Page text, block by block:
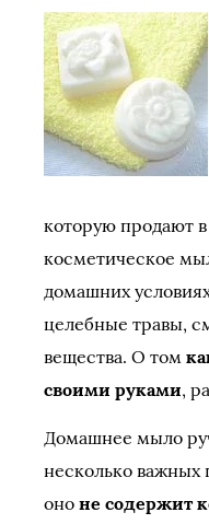
которую продают в
косметическое
домашних
целебные травы,
вещества. О том
своими руками,
Домашнее мыло
несколько
оно не содержит